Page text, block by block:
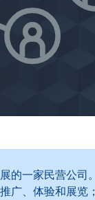
的一家民营公司
广、体验和展览